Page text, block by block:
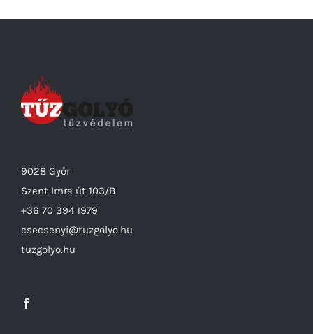
9028 Győr
Szent Imre út 103/B
+36 70 394 1979
csecsenyi@tuzgolyo.hu
tuzgolyo.hu